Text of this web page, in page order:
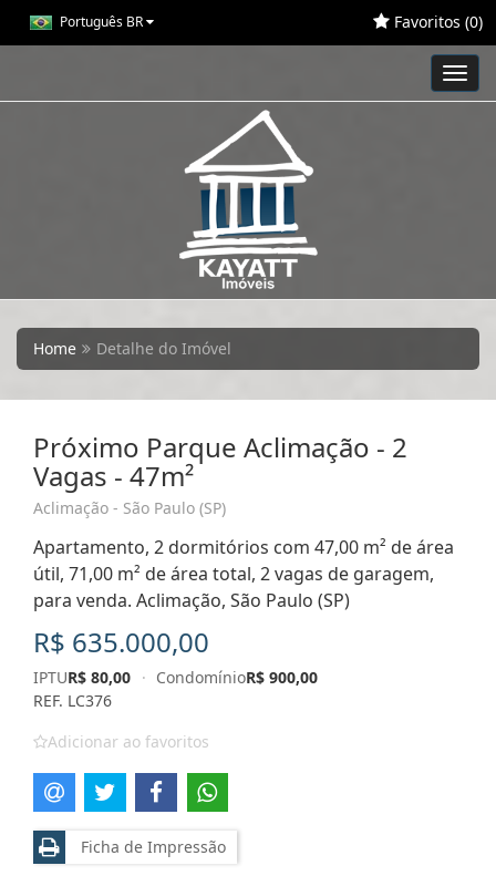
Português BR Favoritos (0)
Home Detalhe do Imóvel
Próximo Parque Aclimação - 2
Vagas - 47m²
Aclimação - São Paulo (SP)
Apartamento, 2 dormitórios com 47,00 m² de área
útil, 71,00 m² de área total, 2 vagas de garagem,
para venda. Aclimação, São Paulo (SP)
R$ 635.000,00
IPTUR$ 80,00 · CondomínioR$ 900,00
REF. LC376
Adicionar ao favoritos
Ficha de Impressão